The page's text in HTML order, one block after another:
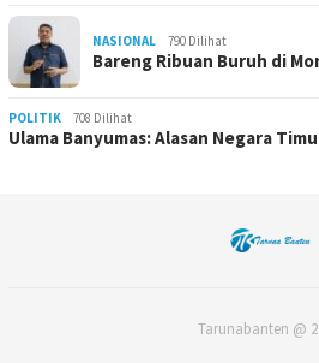
NASIONAL 790 Dilihat
Bareng Ribuan Buruh di
POLITIK 708 Dilihat
Ulama Banyumas: Alasan Negara
Tarunabanten @